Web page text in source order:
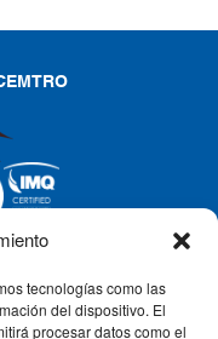
tecnologías como las
del dispositivo. El
procesar datos como el